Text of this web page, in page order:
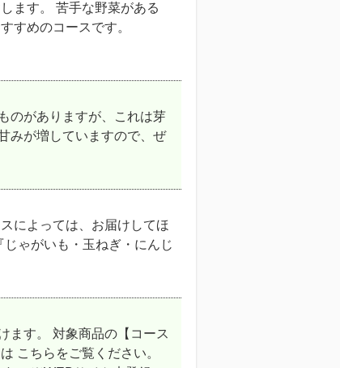
ます。 苦手な野菜がある
すめのコースです。
のがありますが、これは芽
みが増していますので、ぜ
によっては、お届けしてほ
ゃがいも・玉ねぎ・にんじ
ます。 対象商品の【コース
こちらをご覧ください。